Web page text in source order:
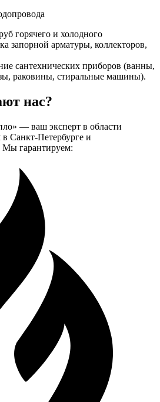
горячего и холодного
запорной арматуры, коллекторов,
сантехнических приборов (ванны,
раковины, стиральные машины).
нас?
— ваш эксперт в области
Санкт-Петербурге и
Мы гарантируем: